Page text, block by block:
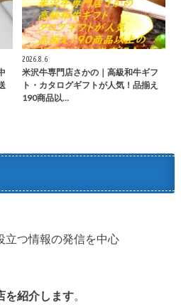
2026.8.6
米沢牛専門店さかの｜高級和牛ギフ
ト・カタログギフトが人気！品揃え
190商品以…
立つ情報の発信を中心
を紹介します。